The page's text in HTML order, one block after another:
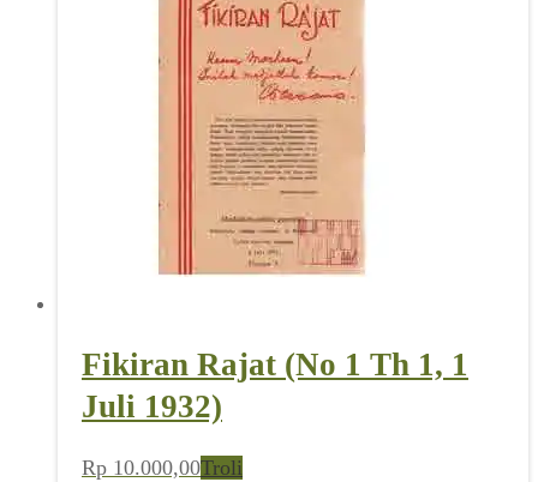
Fikiran Rajat (No 1 Th 1, 1
Juli 1932)
Rp 10.000,00Troli